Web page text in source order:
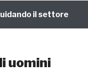
il settore
uomini